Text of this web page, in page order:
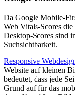
Da Google Mobile-
Web Vitals-Scores
Desktop-Scores sind
Suchsichtbarkeit.
Responsive
Website auf kleinen
bedeutet, dass jede
Grund auf für das